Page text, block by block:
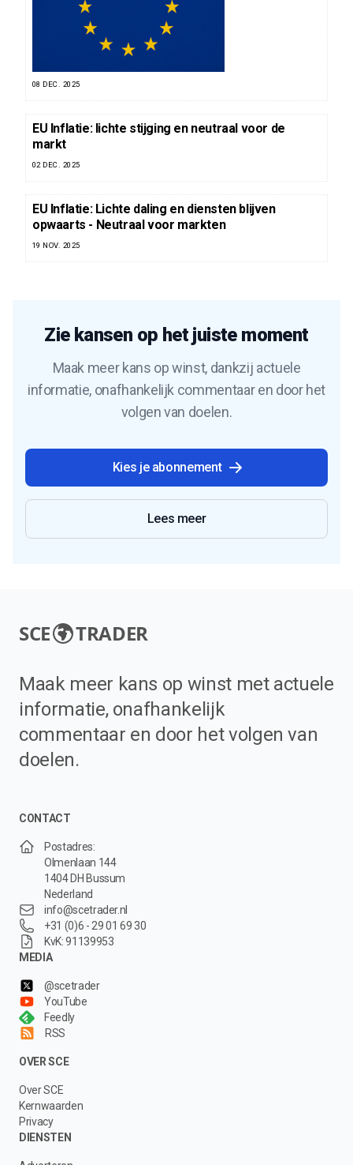
08 DEC. 2025
EU Inflatie: lichte stijging en neutraal voor de
markt
02 DEC. 2025
EU Inflatie: Lichte daling en diensten blijven
opwaarts - Neutraal voor markten
19 NOV. 2025
Zie kansen op het juiste moment
Maak meer kans op winst, dankzij actuele
informatie, onafhankelijk commentaar en door het
volgen van doelen.
Kies je abonnement
Lees meer
SCE TRADER
Maak meer kans op winst met actuele
informatie, onafhankelijk
commentaar en door het volgen van
doelen.
CONTACT
Postadres:
Olmenlaan 144
1404 DH Bussum
Nederland
info@scetrader.nl
+31 (0)6 - 29 01 69 30
KvK: 91139953
MEDIA
@scetrader
YouTube
Feedly
RSS
OVER SCE
Over SCE
Kernwaarden
Privacy
DIENSTEN